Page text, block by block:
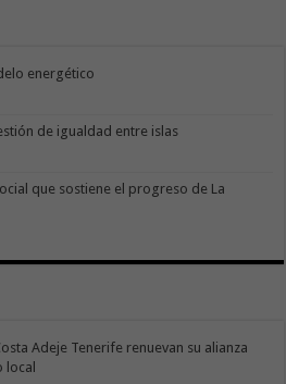
energético
de igualdad entre islas
que sostiene el progreso de La
Adeje Tenerife renuevan su alianza